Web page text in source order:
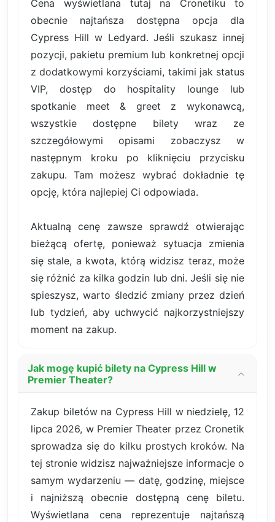
Cena wyświetlana tutaj na Cronetiku to
obecnie najtańsza dostępna opcja dla
Cypress Hill w Ledyard. Jeśli szukasz innej
pozycji, pakietu premium lub konkretnej opcji
z dodatkowymi korzyściami, takimi jak status
VIP, dostęp do hospitality lounge lub
spotkanie meet & greet z wykonawcą,
wszystkie dostępne bilety wraz ze
szczegółowymi opisami zobaczysz w
następnym kroku po kliknięciu przycisku
zakupu. Tam możesz wybrać dokładnie tę
opcję, która najlepiej Ci odpowiada.
Aktualną cenę zawsze sprawdź otwierając
bieżącą ofertę, ponieważ sytuacja zmienia
się stale, a kwota, którą widzisz teraz, może
się różnić za kilka godzin lub dni. Jeśli się nie
spieszysz, warto śledzić zmiany przez dzień
lub tydzień, aby uchwycić najkorzystniejszy
moment na zakup.
Jak mogę kupić bilety na Cypress Hill w
Premier Theater?
Zakup biletów na Cypress Hill w niedzielę, 12
lipca 2026, w Premier Theater przez Cronetik
sprowadza się do kilku prostych kroków. Na
tej stronie widzisz najważniejsze informacje o
samym wydarzeniu — datę, godzinę, miejsce
i najniższą obecnie dostępną cenę biletu.
Wyświetlana cena reprezentuje najtańszą